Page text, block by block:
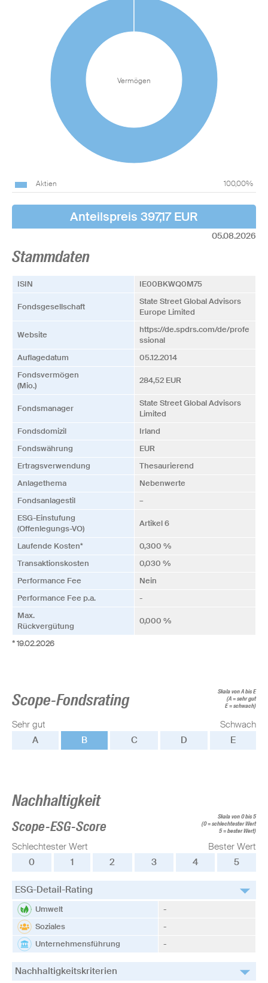
Vermögen
Aktien 100,00%
Anteilspreis 397,17 EUR
05.08.2026
Stammdaten
ISIN IE00BKWQ0M75
Fonds­­gesellschaft
State Street Global Advisors
Europe Limited
Website
https://de.spdrs.com/de/profe
ssional
Auflagedatum
05.12.2014
Fonds­vermögen
(Mio.)
284,52 EUR
Fonds­manager
State Street Global Advisors
Limited
Fonds­domizil
Irland
Fonds­währung
EUR
Ertrags­verwendung
Thesaurierend
Anlagethema
Nebenwerte
Fonds­anlagestil
–
ESG-Einstufung
(Offenlegungs-VO)
Artikel 6
Laufende Kosten*
0,300 %
Transaktionskosten
0,030 %
Performance Fee
Nein
Performance Fee p.a.
-
Max.
Rückvergütung
0,000 %
* 19.02.2026
Scope-Fondsrating
Skala von A bis E
(A = sehr gut
E = schwach)
Sehr gut
Schwach
A
B C D E
Nachhaltigkeit
Scope-ESG-Score
Skala von 0 bis 5
(0 = schlechtester Wert
5 = bester Wert)
Schlechtester Wert
Bester Wert
0
1 2 3 4 5
ESG-Detail-Rating
Umwelt
-
Soziales
-
Unternehmensführung
-
Nachhaltigkeitskriterien